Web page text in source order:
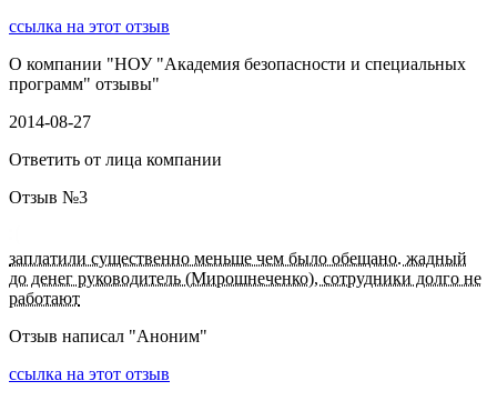
ссылка на этот отзыв
О компании "НОУ "Академия безопасности и специальных
программ" отзывы"
2014-08-27
Ответить от лица компании
Отзыв №3
заплатили существенно меньше чем было обещано. жадный
до денег руководитель (Мирошнеченко), сотрудники долго не
работают
Отзыв написал "Аноним"
ссылка на этот отзыв